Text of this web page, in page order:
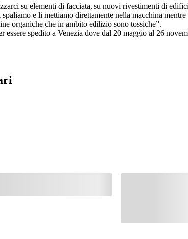
su elementi di facciata, su nuovi rivestimenti di
e li mettiamo direttamente nella macchina
organiche che in ambito edilizio sono tossiche”.
essere spedito a Venezia dove dal 20 maggio al 26